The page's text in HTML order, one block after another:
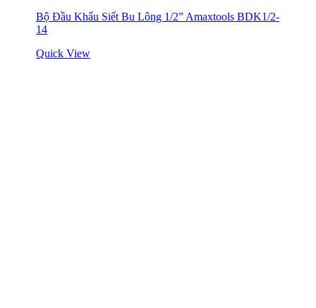
Bộ Đầu Khẩu Siết Bu Lông 1/2” Amaxtools BDK1/2-
14
Quick View